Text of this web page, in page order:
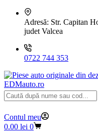
Adresă: Str. Capitan
judet Valcea
0722 744 353
EDMauto.ro
Niciun
rezultat
Contul meu
Coș
0.00 lei 0